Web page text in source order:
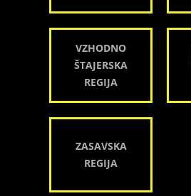
VZHODNO
ŠTAJERSKA
REGIJA
ZASAVSKA
REGIJA